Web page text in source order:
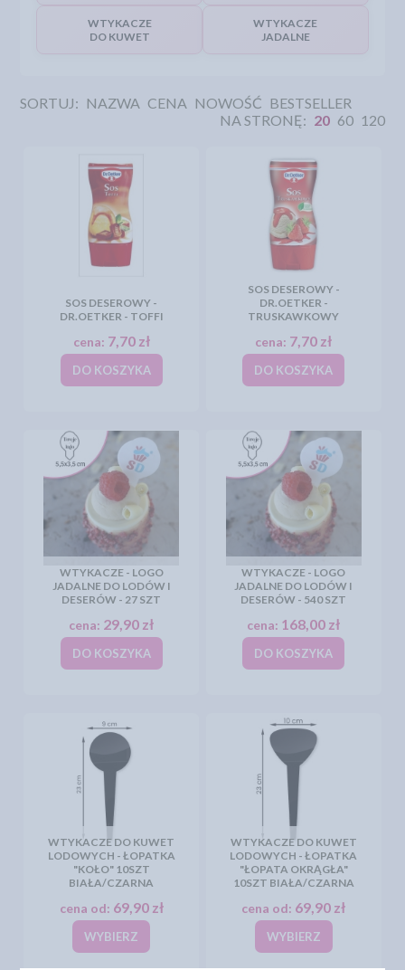
WTYKACZE
DO KUWET
WTYKACZE
JADALNE
SORTUJ: NAZWA CENA NOWOŚĆ BESTSELLER
NA STRONĘ: 20 60 120
SOS DESEROWY -
DR.OETKER - TOFFI
cena: 7,70 zł
DO KOSZYKA
SOS DESEROWY -
DR.OETKER -
TRUSKAWKOWY
cena: 7,70 zł
DO KOSZYKA
WTYKACZE - LOGO
JADALNE DO LODÓW I
DESERÓW - 27 SZT
cena: 29,90 zł
DO KOSZYKA
WTYKACZE - LOGO
JADALNE DO LODÓW I
DESERÓW - 540 SZT
cena: 168,00 zł
DO KOSZYKA
WTYKACZE DO KUWET
LODOWYCH - ŁOPATKA
"KOŁO" 10SZT
BIAŁA/CZARNA
cena od: 69,90 zł
WYBIERZ
WTYKACZE DO KUWET
LODOWYCH - ŁOPATKA
"ŁOPATA OKRĄGŁA"
10SZT BIAŁA/CZARNA
cena od: 69,90 zł
WYBIERZ